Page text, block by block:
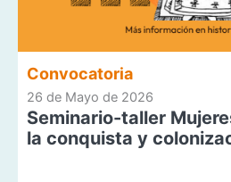
Convocatoria
26 de Mayo de 2026
Seminario-taller
la conquista y